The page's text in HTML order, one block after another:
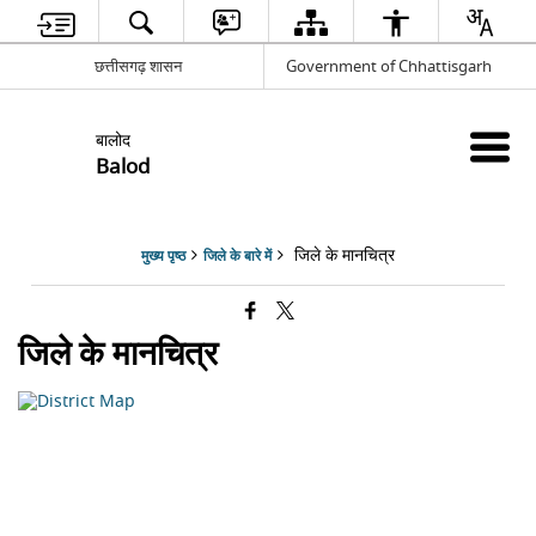
छत्तीसगढ़ शासन Government of Chhattisgarh
बालोद
Balod
मुख्य पृष्ठ जिले के बारे में जिले के मानचित्र
जिले के मानचित्र